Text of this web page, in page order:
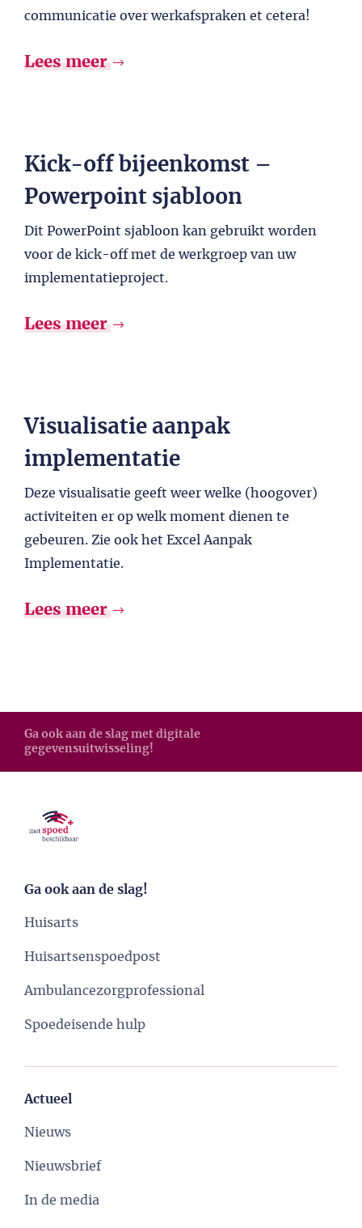
communicatie over werkafspraken et cetera!
Lees meer
Kick-off bijeenkomst –
Powerpoint sjabloon
Dit PowerPoint sjabloon kan gebruikt worden
voor de kick-off met de werkgroep van uw
implementatieproject.
Lees meer
Visualisatie aanpak
implementatie
Deze visualisatie geeft weer welke (hoogover)
activiteiten er op welk moment dienen te
gebeuren. Zie ook het Excel Aanpak
Implementatie.
Lees meer
Ga ook aan de slag met digitale
gegevensuitwisseling!
Ga ook aan de slag!
Huisarts
Huisartsenspoedpost
Ambulancezorgprofessional
Spoedeisende hulp
Actueel
Nieuws
Nieuwsbrief
In de media